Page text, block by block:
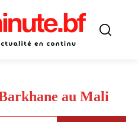
au Mali